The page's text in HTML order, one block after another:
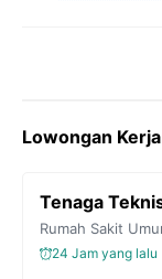
Lowongan
Tenaga
Rumah Sakit
24 Jam yang lalu